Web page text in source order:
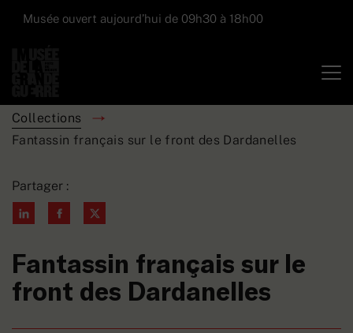
Musée ouvert aujourd’hui de 09h30 à 18h00
Collections
Fantassin français sur le front des Dardanelles
Partager :
Fantassin français sur le
front des Dardanelles